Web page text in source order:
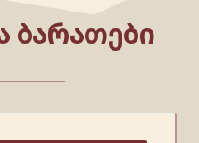
ᲑᲐᲠᲐᲗᲔᲑᲘ